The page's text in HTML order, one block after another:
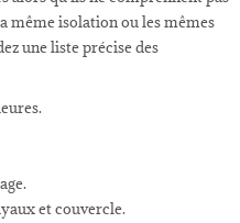
même isolation ou les mêmes
une liste précise des
et couvercle.